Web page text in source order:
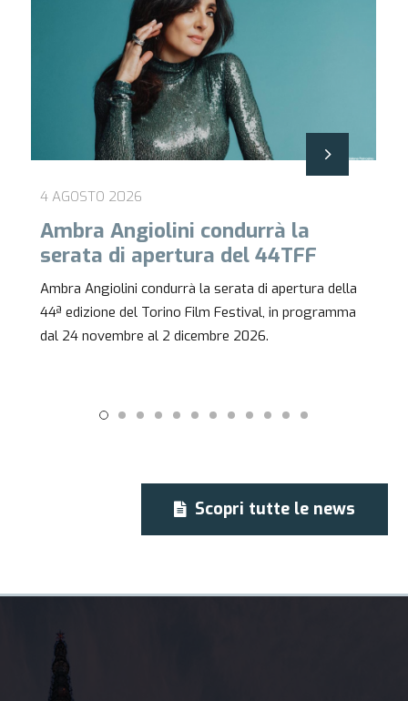
4 AGOSTO 2026
Ambra Angiolini condurrà la
serata di apertura del 44TFF
Ambra Angiolini condurrà la serata di apertura della
44ª edizione del Torino Film Festival, in programma
dal 24 novembre al 2 dicembre 2026.
Scopri tutte le news